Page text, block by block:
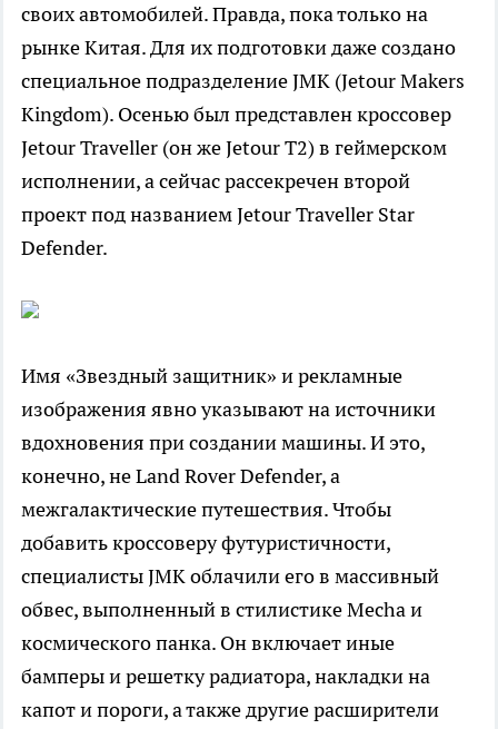
своих автомобилей. Правда, пока только на
рынке Китая. Для их подготовки даже создано
специальное подразделение JMK (Jetour Makers
Kingdom). Осенью был представлен кроссовер
Jetour Traveller (он же Jetour T2) в геймерском
исполнении, а сейчас рассекречен второй
проект под названием Jetour Traveller Star
Defender.
Имя «Звездный защитник» и рекламные
изображения явно указывают на источники
вдохновения при создании машины. И это,
конечно, не Land Rover Defender, а
межгалактические путешествия. Чтобы
добавить кроссоверу футуристичности,
специалисты JMK облачили его в массивный
обвес, выполненный в стилистике Mecha и
космического панка. Он включает иные
бамперы и решетку радиатора, накладки на
капот и пороги, а также другие расширители